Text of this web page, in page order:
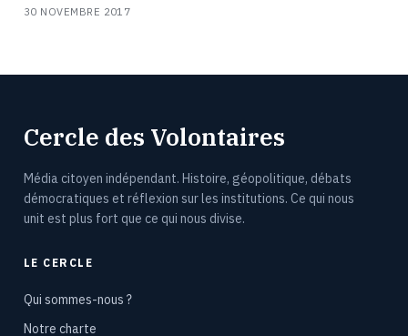
30 NOVEMBRE 2017
Cercle des Volontaires
Média citoyen indépendant. Histoire, géopolitique, débats
démocratiques et réflexion sur les institutions. Ce qui nous
unit est plus fort que ce qui nous divise.
LE CERCLE
Qui sommes-nous ?
Notre charte